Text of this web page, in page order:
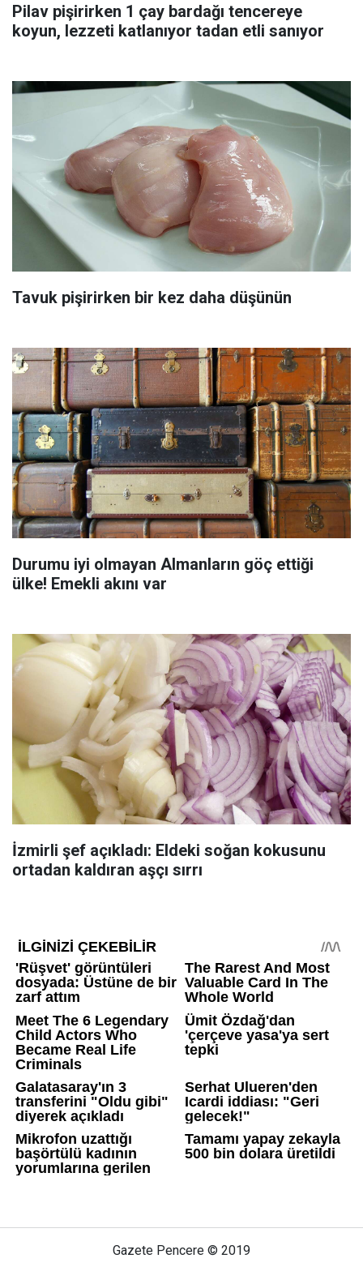
Pilav pişirirken 1 çay bardağı tencereye
koyun, lezzeti katlanıyor tadan etli sanıyor
Tavuk pişirirken bir kez daha düşünün
Durumu iyi olmayan Almanların göç ettiği
ülke! Emekli akını var
İzmirli şef açıkladı: Eldeki soğan kokusunu
ortadan kaldıran aşçı sırrı
Gazete Pencere © 2019